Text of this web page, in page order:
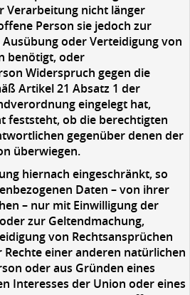
Verarbeitung nicht länger
Person sie jedoch zur
oder Verteidigung von
benötigt, oder
Widerspruch gegen die
Artikel 21 Absatz 1 der
eingelegt hat,
feststeht, ob die berechtigten
gegenüber denen der
überwiegen.
hiernach eingeschränkt, so
Daten – von ihrer
– nur mit Einwilligung der
zur Geltendmachung,
von Rechtsansprüchen
einer anderen natürlichen
oder aus Gründen eines
Interesses der Union oder eines